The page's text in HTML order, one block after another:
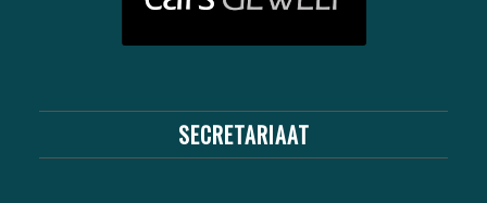
SECRETARIAAT